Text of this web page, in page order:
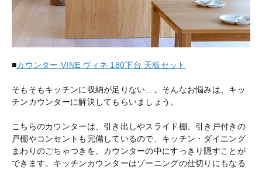
■カウンター VINE ヴィネ 180下台 天板セット
そもそもキッチンに収納が足りない…。そんなお悩みは、キッ
チンカウンターに解決してもらいましょう。
こちらのカウンターは、引き出しやスライド棚、引き戸付きの
戸棚やコンセントも完備しているので、キッチン・ダイニング
まわりのごちゃつきを、カウンターの中にすっきり隠すことが
できます。キッチンカウンターはゾーニングの仕切りにもなる